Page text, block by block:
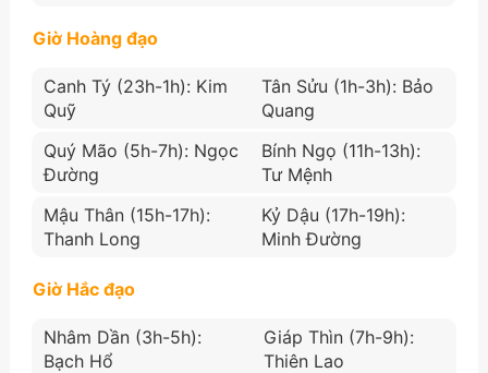
Giờ Hoàng đạo
Canh Tý (23h-1h): Kim
Quỹ
Tân Sửu (1h-3h): Bảo
Quang
Quý Mão (5h-7h): Ngọc
Đường
Bính Ngọ (11h-13h):
Tư Mệnh
Mậu Thân (15h-17h):
Thanh Long
Kỷ Dậu (17h-19h):
Minh Đường
Giờ Hắc đạo
Nhâm Dần (3h-5h):
Bạch Hổ
Giáp Thìn (7h-9h):
Thiên Lao